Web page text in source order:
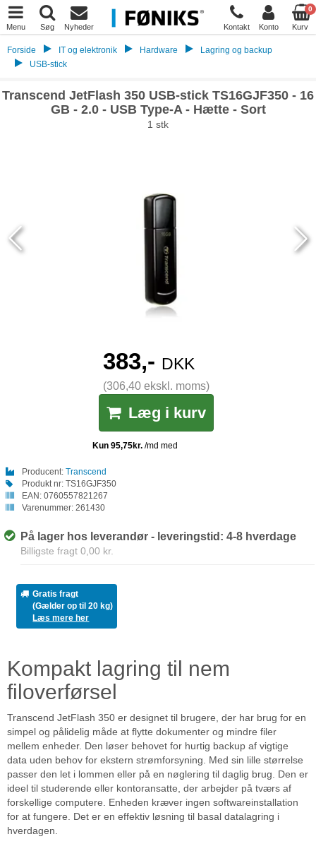
Menu Søg Nyheder Kontakt Konto
0
Kurv
Forside IT og elektronik Hardware
Lagring og backup
USB-stick
Transcend JetFlash 350 USB-stick TS16GJF350 - 16
GB - 2.0 - USB Type-A - Hætte - Sort
1 stk
383,- DKK
(306,40 ekskl. moms)
Læg i kurv
Producent: Transcend
Produkt nr: TS16GJF350
EAN: 0760557821267
Varenummer: 261430
På lager hos leverandør - leveringstid: 4-8 hverdage
Billigste fragt 0,00 kr.
Gratis fragt
(Gælder op til 20 kg)
Læs mere her
Kompakt lagring til nem
filoverførsel
Transcend JetFlash 350 er designet til brugere, der har brug for en
simpel og pålidelig måde at flytte dokumenter og mindre filer
mellem enheder. Den løser behovet for hurtig backup af vigtige
data uden behov for ekstern strømforsyning. Med sin lille størrelse
passer den let i lommen eller på en nøglering til daglig brug. Den er
ideel til studerende eller kontoransatte, der arbejder på tværs af
forskellige computere. Enheden kræver ingen softwareinstallation
for at fungere. Det er en effektiv løsning til basal datalagring i
hverdagen.